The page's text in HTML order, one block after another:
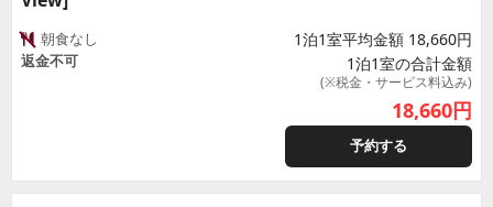
朝食なし
返金不可
1泊1室平均金額 18,660円
1泊1室の合計金額
(※税金・サービス料込み)
18,660円
予約する